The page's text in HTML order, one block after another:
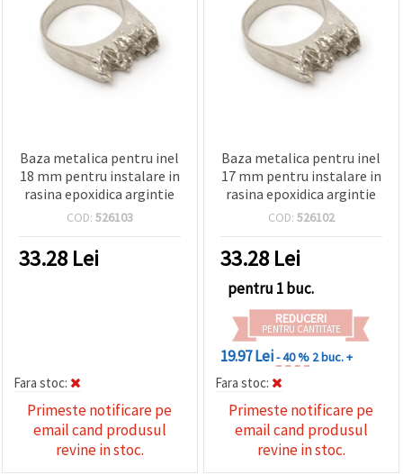
Baza metalica pentru inel
18 mm pentru instalare in
rasina epoxidica argintie
COD: 526103
33.28 Lei
Fara stoc:
Primeste notificare pe
email cand produsul
revine in stoc.
Baza metalica pentru inel
17 mm pentru instalare in
rasina epoxidica argintie
COD: 526102
33.28 Lei
pentru 1 buc.
REDUCERI
PENTRU CANTITATE
19.97 Lei- 40 % 2 buc. +
Fara stoc:
Primeste notificare pe
email cand produsul
revine in stoc.